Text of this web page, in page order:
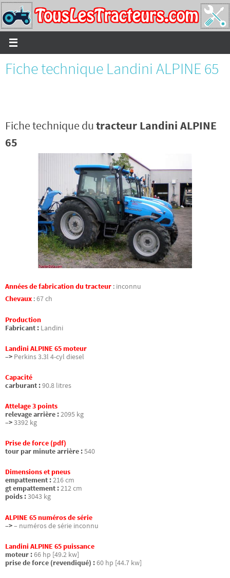
Passer
vers
le
contenu
Fiche technique Landini ALPINE 65
Fiche technique dutracteur Landini ALPINE
65
Années de fabrication du tracteur : inconnu
Chevaux :67 ch
Production
Fabricant : Landini
Landini ALPINE 65 moteur
–> Perkins 3.3l 4-cyl diesel
Capacité
carburant :90.8 litres
Attelage 3 points
relevage arrière :2095 kg
–>3392 kg
Prise de force (pdf)
tour par minute arrière :540
Dimensions et pneus
empattement :216 cm
gt empattement :212 cm
poids :3043 kg
ALPINE 65 numéros de série
–>– numéros de série inconnu
Landini ALPINE 65 puissance
moteur :66 hp [49.2 kw]
prise de force (revendiqué) :60 hp [44.7 kw]